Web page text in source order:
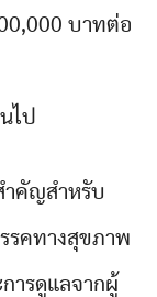
บาทต่อ
ไป
ำคัญสำหรับ
รคทางสุขภาพ
ารดูแลจากผู้